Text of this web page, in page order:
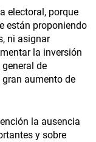
electoral, porque
están proponiendo
ni asignar
la inversión
de
aumento de
la ausencia
y sobre